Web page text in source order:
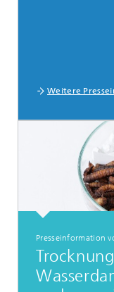
Weitere
Presseinformation